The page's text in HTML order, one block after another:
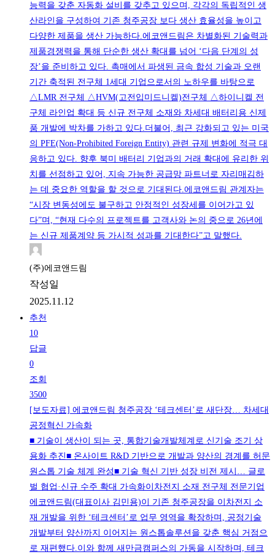
능력을 갖춘 자동화 설비를 갖추고 있으며, 각각의 독립적인 생
산라인을 구성하여 기존 청주공장 보다 생산 효율성을 높이고
다양한 제품을 생산 가능하다.에코앤드림은 차별화된 기술력과
제품경쟁력을 통해 단순한 생산 확대를 넘어 ‘다음 단계의 성
장’을 준비하고 있다. 촉매에서 파생된 금속 합성 기술과 오랜
기간 축적된 전구체 1세대 기업으로서의 노하우를 바탕으로
△LMR 전구체 △HVM(고전입미드니켈)전구체 △하이니켈 전
구체 라인업 확대 등 신규 전구체 소재와 차세대 배터리용 신제
품 개발에 박차를 가하고 있다.더불어, 최근 강화되고 있는 미국
의 PFE(Non-Prohibited Foreign Entity) 관련 규제 변화에 적극 대
응하고 있다. 향후 북미 배터리 기업과의 거래 확대에 유리한 위
치를 선점하고 있어, 지속 가능한 공급망 파트너로 자리매김하
는 데 중요한 역할을 할 것으로 기대된다.에코앤드림 관계자는
“시장 변동성에도 불구하고 안정적인 성장세를 이어가고 있
다”며, “현재 다수의 프로젝트를 고객사와 논의 중으로 26년에
는 신규 제품계약 등 가시적 성과를 기대한다”고 말했다.
(주)에코앤드림
작성일
2025.11.12
추천
10
답글
0
조회
3500
[보도자료] 에코앤드림 청주공장 ‘테크센터’로 새단장… 차세대
공정혁신 가속화
■ 기술이 생산이 되는 곳, 통합기술개발체계로 신기술 조기 상
용화 추진■ 온사이트 R&D 기반으로 개발과 양산의 경계를 허문
원스톱 기술 체계 완성■ 기술 혁신 기반 성장 비전 제시… 글로
벌 협업·신규 수주 확대 가속화이차전지 소재 전구체 전문기업
에코앤드림(대표이사 김민용)이 기존 청주공장을 이차전지 소
재 개발을 위한 ‘테크센터’로 업무 영역을 확장하며, 공정기술
개발부터 양산까지 이어지는 원스톱솔루션을 갖춘 핵심 거점으
로 재편했다.이와 함께 새만금캠퍼스의 가동을 시작하며, 테크